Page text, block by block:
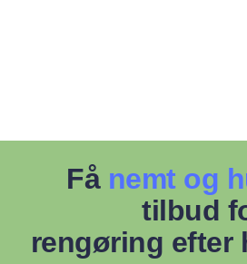
Få nemt og
tilbud
rengøring efter